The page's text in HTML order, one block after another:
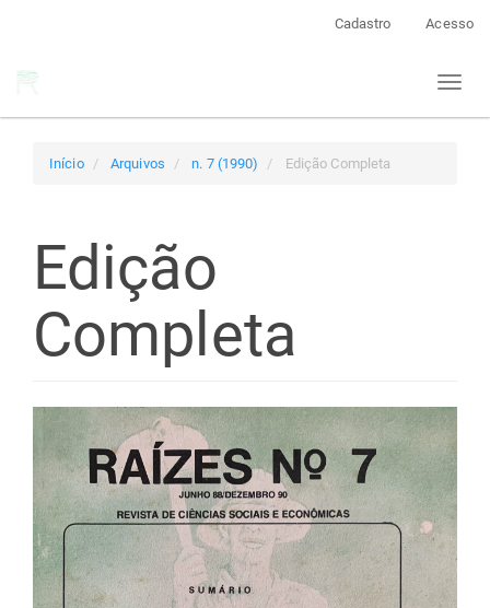
Cadastro Acesso
Toggle
Início Arquivos n. 7 (1990) Edição Completa
Edição
Completa
Barra
lateral
de
artigos